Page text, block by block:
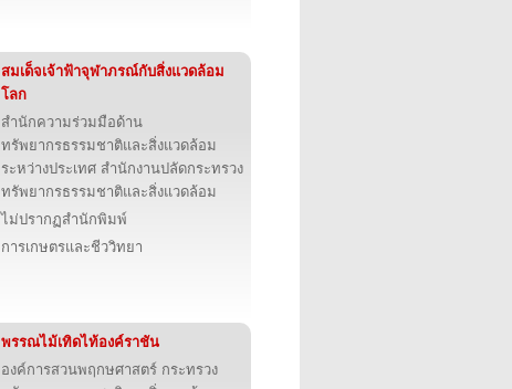
สมเด็จเจ้าฟ้าจุฬาภรณ์กับสิ่งแวดล้อม
โลก
สำนักความร่วมมือด้าน
ทรัพยากรธรรมชาติและสิ่งแวดล้อม
ระหว่างประเทศ สำนักงานปลัดกระทรวง
ทรัพยากรธรรมชาติและสิ่งแวดล้อม
ไม่ปรากฏสำนักพิมพ์
การเกษตรและชีววิทยา
พรรณไม้เทิดไท้องค์ราชัน
องค์การสวนพฤกษศาสตร์ กระทรวง